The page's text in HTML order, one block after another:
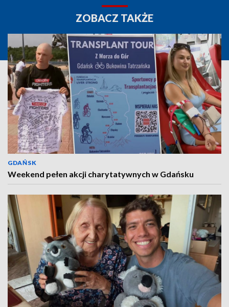
ZOBACZ TAKŻE
GDAŃSK
Weekend pełen akcji charytatywnych w Gdańsku